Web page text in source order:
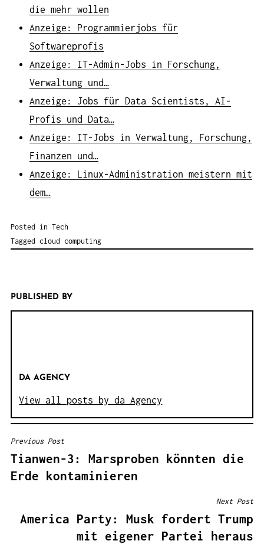
die mehr wollen
Anzeige: Programmierjobs für
Softwareprofis
Anzeige: IT-Admin-Jobs in Forschung,
Verwaltung und…
Anzeige: Jobs für Data Scientists, AI-
Profis und Data…
Anzeige: IT-Jobs in Verwaltung, Forschung,
Finanzen und…
Anzeige: Linux-Administration meistern mit
dem…
Posted in Tech
Tagged cloud computing
PUBLISHED BY
DA AGENCY
View all posts by da Agency
B
E
I
Previous Post
Tianwen-3: Marsproben könnten die
Erde kontaminieren
Next Post
America Party: Musk fordert Trump
mit eigener Partei heraus